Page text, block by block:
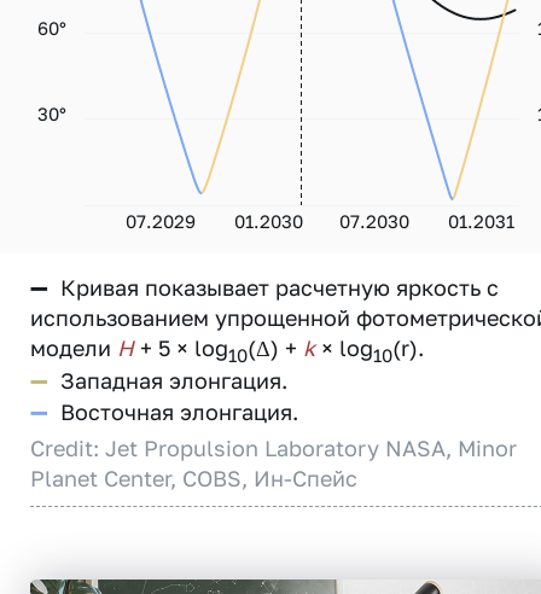
07.2029 01.2030 07.2030 01.2031
30°
60°
— Кривая показывает расчетную яркость с
использованием упрощенной
модели H+ 5 × log10(Δ) + k× log10(r).
— Западная элонгация.
— Восточная элонгация.
Credit: Jet Propulsion Laboratory NASA, Minor
Planet Center, COBS, Ин-Спейс